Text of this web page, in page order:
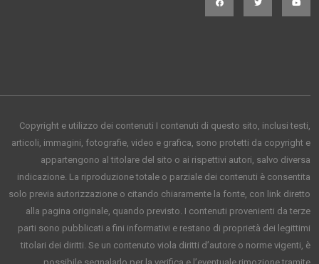
Copyright e utilizzo dei contenuti I contenuti di questo sito, inclusi testi,
articoli, immagini, fotografie, video e grafica, sono protetti da copyright e
appartengono al titolare del sito o ai rispettivi autori, salvo diversa
indicazione. La riproduzione totale o parziale dei contenuti è consentita
solo previa autorizzazione o citando chiaramente la fonte, con link diretto
alla pagina originale, quando previsto. I contenuti provenienti da terze
parti sono pubblicati a fini informativi e restano di proprietà dei legittimi
titolari dei diritti. Se un contenuto viola diritti d’autore o norme vigenti, è